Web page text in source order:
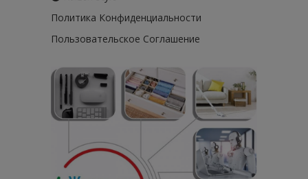
Политика Конфиденциальности
Пользовательское Соглашение